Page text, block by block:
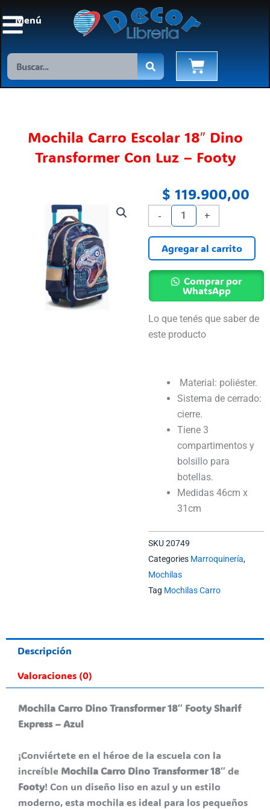
al
Menú
Search Cart
Mochila Carro Escolar 18″ Dino
Transformer Con Luz – Footy
$ 119.900,00
Lo que tenés que saber de
este producto
Material: poliéster.
Sistema de cerrado:
cierre.
Tiene 3
compartimentos y
bolsillo para
botellas.
Medidas 46cm x
31cm
-
Mochila
Carro
Escolar
18"
Dino
Transformer
Luz
-
+
Agregar al carrito
Comprar por
WhatsApp
SKU20749
Categories Marroquinería,
Mochilas
Tag Mochilas Carro
Descripción
Valoraciones (0)
Mochila Carro Dino Transformer 18″ Footy Sharif
Express – Azul
¡Conviértete en el héroe de la escuela con la
increíble Mochila Carro Dino Transformer 18″de
Footy! Con un diseño liso en azul y un estilo
moderno, esta mochila es ideal para los pequeños